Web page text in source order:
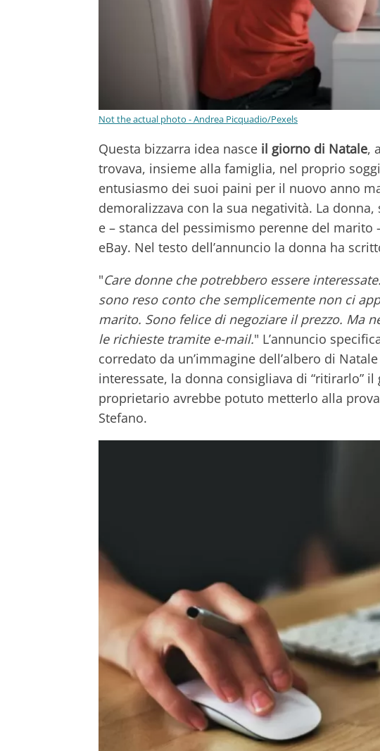
Not the actual photo - Andrea Picquadio/Pexels
Questa bizzarra idea nasce il giorno di Natale,
trovava, insieme alla famiglia, nel proprio
entusiasmo dei suoi paini per il nuovo anno
demoralizzava con la sua negatività. La
e – stanca del pessimismo perenne del marito
eBay. Nel testo dell’annuncio la donna ha
"Care donne che potrebbero essere
sono reso conto che semplicemente non ci
marito. Sono felice di negoziare il prezzo. Ma
le richieste tramite e-mail." L’annuncio
corredato da un’immagine dell’albero di
interessate, la donna consigliava di “ritirarlo”
proprietario avrebbe potuto metterlo alla
Stefano.